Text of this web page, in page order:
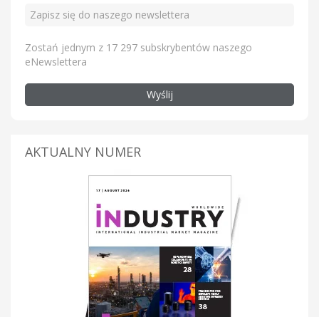
Zostań jednym z 17 297 subskrybentów naszego
eNewslettera
Wyślij
AKTUALNY NUMER